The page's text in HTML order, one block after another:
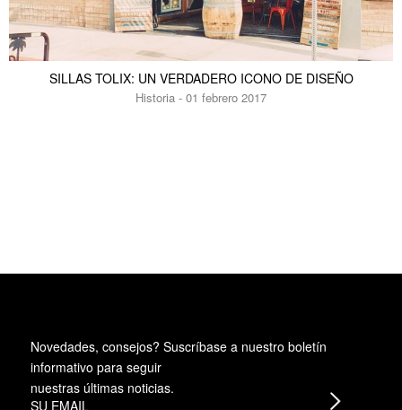
SILLAS TOLIX: UN VERDADERO ICONO DE DISEÑO
Historia - 01 febrero 2017
Novedades, consejos? Suscríbase a nuestro boletín
informativo para seguir
nuestras últimas noticias.